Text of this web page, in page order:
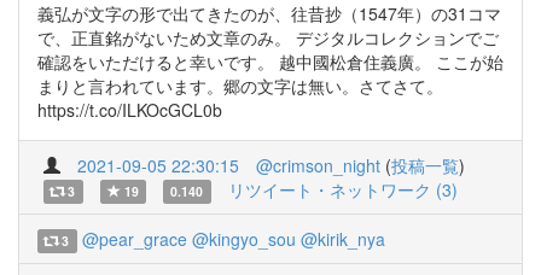
義弘が文字の形で出てきたのが、往昔抄（1547年）の31コマ
で、正直銘がないため文章のみ。 デジタルコレクションでご
確認をいただけると幸いです。 越中國松倉住義廣。 ここが始
まりと言われています。郷の文字は無い。さてさて。
https://t.co/ILKOcGCL0b
2021-09-05 22:30:15 @crimson_night (投稿一覧)
3 19 0.140 リツイート・ネットワーク (3)
3 @pear_grace @kingyo_sou @kirik_nya